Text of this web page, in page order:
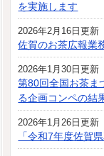
を実施します
2026年2月16日更新
佐賀のお茶広報業
2026年1月30日更新
第80回全国お茶ま
る企画コンペの結
2026年1月26日更新
「令和7年度佐賀